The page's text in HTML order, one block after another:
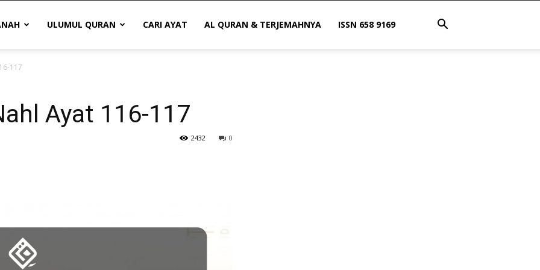
ULUMUL QURAN CARI AYAT AL QURAN & TERJEMAHNYA ISSN 658 9169
117
Ayat 116-117
0
2432